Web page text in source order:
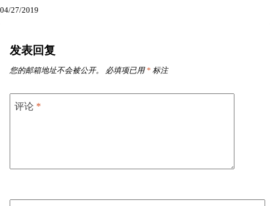
04/27/2019
发表回复
您的邮箱地址不会被公开。 必填项已用 * 标注
评论 *